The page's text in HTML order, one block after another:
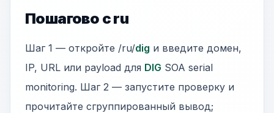
Пошагово с ru
Шаг 1 — откройте /ru/dig и введите домен,
IP, URL или payload для DIG SOA serial
monitoring. Шаг 2 — запустите проверку и
прочитайте сгруппированный вывод;